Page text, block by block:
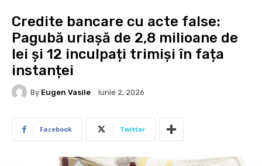
Credite bancare cu acte false:
Pagubă uriașă de 2,8 milioane de
lei și 12 inculpați trimiși în fața
instanței
By Eugen Vasile Iunie 2, 2026
Facebook Twitter